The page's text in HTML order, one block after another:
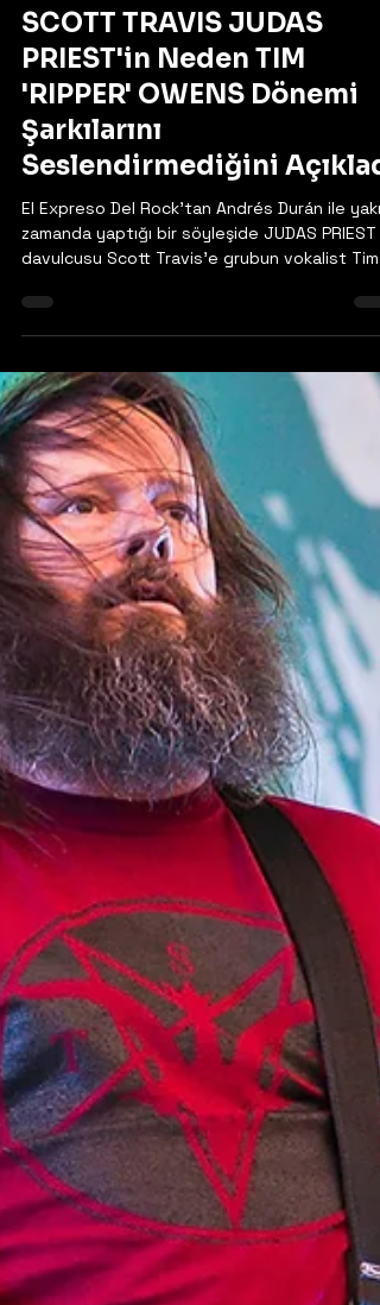
17 Nis 2025
SCOTT TRAVIS JUDAS
PRIEST'in Neden TIM
'RIPPER' OWENS Dönemi
El Expreso Del Rock'tan Andrés Durán ile yakın
zamanda yaptığı bir söyleşide JUDAS PRIEST
davulcusu Scott Travis'e grubun vokalist